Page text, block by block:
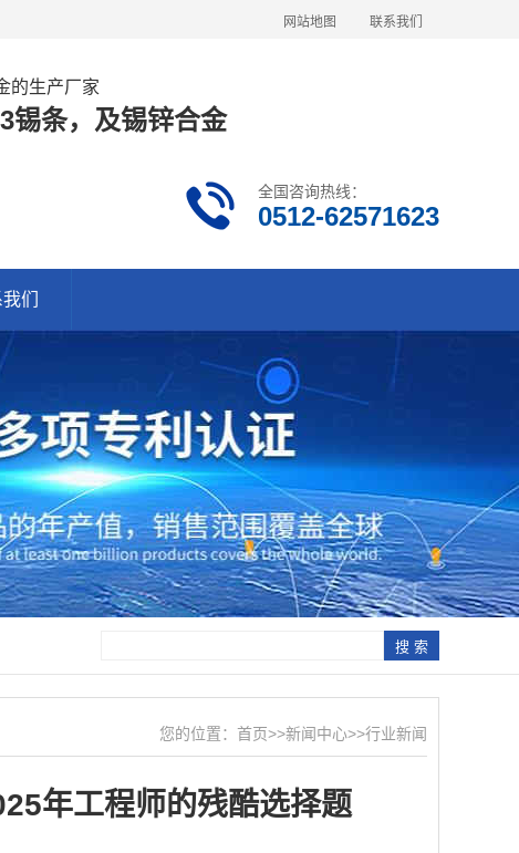
网站地图 联系我们
的生产厂家
锡条，及锡锌合金
全国咨询热线：
0512-62571623
们
您的位置： 首页>>新闻中心>>行业新闻
年工程师的残酷选择题